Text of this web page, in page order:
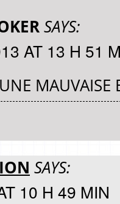
SAYS:
AT 13 H 51
MAUVAISE
SAYS:
10 H 49 MIN